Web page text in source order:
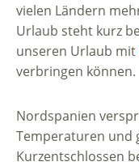
vielen Ländern
Urlaub steht kurz
unseren Urlaub mit
verbringen können.
Nordspanien
Temperaturen und
Kurzentschlossen